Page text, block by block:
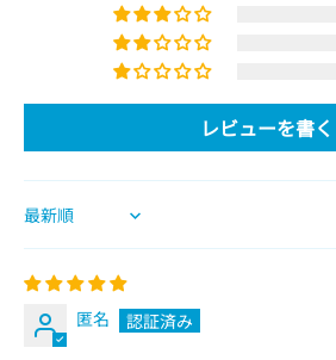
レビューを書く
Sort by
匿名